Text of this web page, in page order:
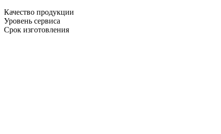
Качество продукции
Уровень сервиса
Срок изготовления